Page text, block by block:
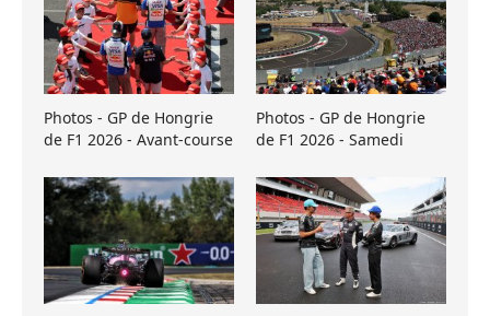
Photos - GP de Hongrie
de F1 2026 - Avant-course
Photos - GP de Hongrie
de F1 2026 - Samedi